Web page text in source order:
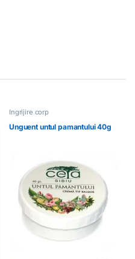
Ingrijire corp
Unguent untul pamantului 40g